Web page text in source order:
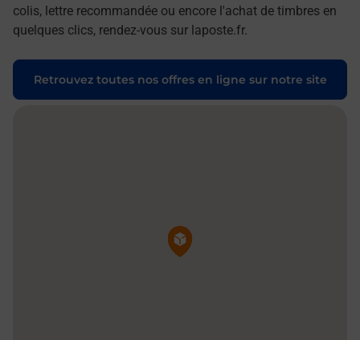
colis, lettre recommandée ou encore l'achat de timbres en
quelques clics, rendez-vous sur laposte.fr.
Retrouvez toutes nos offres en ligne sur notre site
Pin de la carte